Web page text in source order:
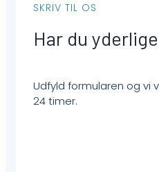
SKRIV TIL OS
Har du
Udfyld formularen og vi
24 timer.